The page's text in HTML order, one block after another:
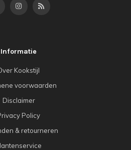
Informatie
Kookstijl
voorwaarden
Disclaimer
Policy
& retourneren